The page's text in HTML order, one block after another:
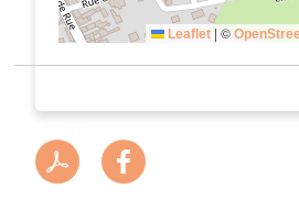
Leaflet | ©